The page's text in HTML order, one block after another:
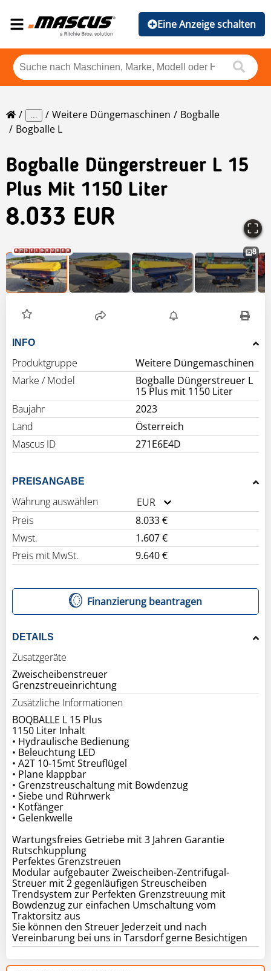
Eine Anzeige schalten
... Weitere Düngemaschinen
Bogballe
Bogballe L
Bogballe Düngerstreuer L 15
Plus Mit 1150 Liter
8.033 EUR
8
INFO
Produktgruppe
Weitere Düngemaschinen
Marke / Model
Bogballe Düngerstreuer L
15 Plus mit 1150 Liter
Baujahr
2023
Land
Österreich
Mascus ID
271E6E4D
PREISANGABE
Währung auswählen
EUR
Preis
8.033 €
Mwst.
1.607 €
Preis mit MwSt.
9.640 €
Finanzierung beantragen
DETAILS
Zusatzgeräte
Zweischeibenstreuer
Zusätzliche Informationen
BOQBALLE L 15 Plus
1150 Liter Inhalt
• Hydraulische Bedienung
• Beleuchtung LED
• A2T 10-15mt Streuflügel
• Plane klappbar
• Grenzstreuschaltung mit Bowdenzug
• Siebe und Rührwerk
• Kotfänger
• Gelenkwelle
Wartungsfreies Getriebe mit 3 Jahren Garantie
Rutschkupplung
Perfektes Grenzstreuen
Modular aufgebauter Zweischeiben-Zentrifugal-
Streuer mit 2 gegenläufigen Streuscheiben
Trendsystem zur Perfekten Grenzstreuung mit
Bowdenzug zur einfachen Umschaltung vom
Traktorsitz aus
Sie können den Streuer Jederzeit und nach
Vereinbarung bei uns in Tarsdorf gerne Besichtigen